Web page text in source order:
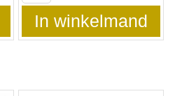
In winkelmand